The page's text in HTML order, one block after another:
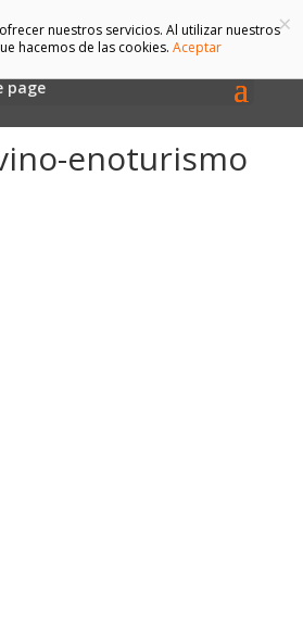
page
enoturismo
×
nuestros servicios. Al utilizar nuestros
hacemos de las cookies. Aceptar